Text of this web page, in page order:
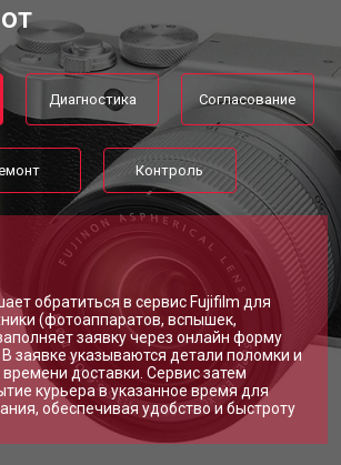
Диагностика Согласование
Контроль
обратиться в сервис Fujifilm для
(фотоаппаратов, вспышек,
заявку через онлайн форму
заявке указываются детали поломки и
доставки. Сервис затем
курьера в указанное время для
обеспечивая удобство и быстроту